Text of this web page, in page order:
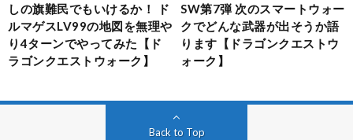
しの旗難民でもいけるか！ ド
ルマゲスLV99の地図を無理や
り4ターンでやってみた【ド
ラゴンクエストウォーク】
SW第7弾 次のスマートウォー
クでどんな武器が出そうか語
ります【ドラゴンクエストウ
ォーク】
Back to Top